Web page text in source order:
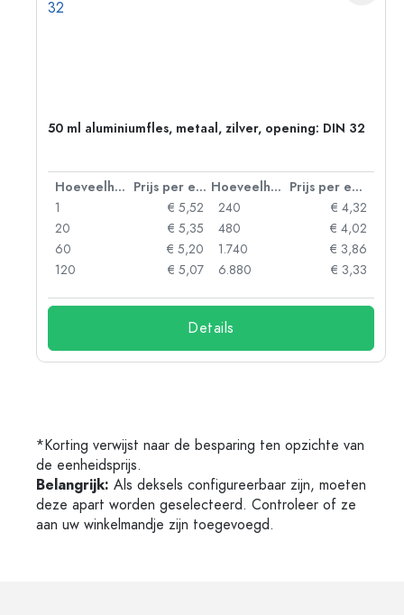
50 ml aluminiumfles, metaal, zilver, opening: DIN 32
Hoeveelheid Prijs per eenheid Hoeveelheid
Prijs per eenheid
1
€ 5,52
20
€ 5,35
60
€ 5,20
120
€ 5,07
240
€ 4,32
480
€ 4,02
1.740
€ 3,86
6.880
€ 3,33
Details
*Korting verwijst naar de besparing ten opzichte van
de eenheidsprijs.
Belangrijk: Als deksels configureerbaar zijn, moeten
deze apart worden geselecteerd. Controleer of ze
aan uw winkelmandje zijn toegevoegd.